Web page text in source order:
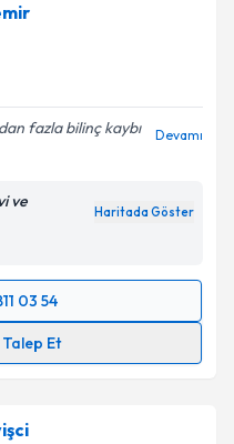
ile bilgilendireceğiz.
ediyorum.
Gönder
fazla bilinç kaybı
Devamı
ve
Haritada Göster
03 54
Et
ile bilgilendireceğiz.